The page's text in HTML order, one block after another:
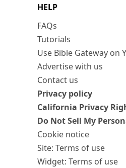
HELP
FAQs
Tutorials
Use Bible Gateway on
Advertise with us
Contact us
Privacy policy
California Privacy
Do Not Sell My
Cookie notice
Site: Terms of use
Widget: Terms of use